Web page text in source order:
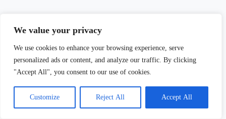
We value your privacy
We use cookies to enhance your browsing experience, serve
personalized ads or content, and analyze our traffic. By clicking
"Accept All", you consent to our use of cookies.
Customize Reject All Accept All